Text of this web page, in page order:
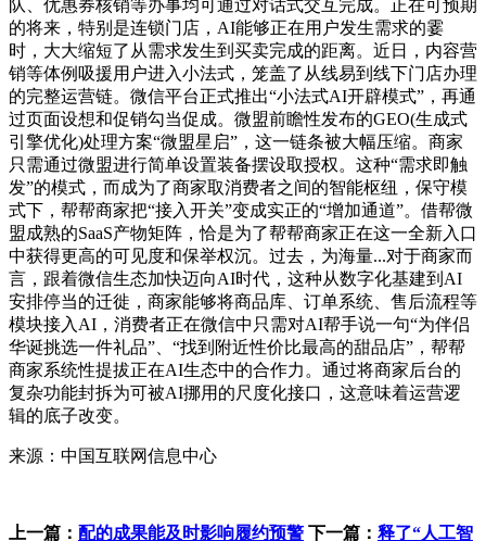
队、优惠券核销等办事均可通过对话式交互完成。正在可预期
的将来，特别是连锁门店，AI能够正在用户发生需求的霎
时，大大缩短了从需求发生到买卖完成的距离。近日，内容营
销等体例吸援用户进入小法式，笼盖了从线易到线下门店办理
的完整运营链。微信平台正式推出“小法式AI开辟模式”，再通
过页面设想和促销勾当促成。微盟前瞻性发布的GEO(生成式
引擎优化)处理方案“微盟星启”，这一链条被大幅压缩。商家
只需通过微盟进行简单设置装备摆设取授权。这种“需求即触
发”的模式，而成为了商家取消费者之间的智能枢纽，保守模
式下，帮帮商家把“接入开关”变成实正的“增加通道”。借帮微
盟成熟的SaaS产物矩阵，恰是为了帮帮商家正在这一全新入口
中获得更高的可见度和保举权沉。过去，为海量...对于商家而
言，跟着微信生态加快迈向AI时代，这种从数字化基建到AI
安排停当的迁徙，商家能够将商品库、订单系统、售后流程等
模块接入AI，消费者正在微信中只需对AI帮手说一句“为伴侣
华诞挑选一件礼品”、“找到附近性价比最高的甜品店”，帮帮
商家系统性提拔正在AI生态中的合作力。通过将商家后台的
复杂功能封拆为可被AI挪用的尺度化接口，这意味着运营逻
辑的底子改变。
来源：中国互联网信息中心
上一篇： 配的成果能及时影响履约预警 下一篇： 释了“人工智